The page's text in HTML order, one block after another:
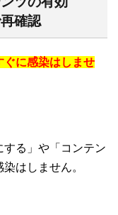
確認
ぐに感染はしませ
る」や「コンテン
はしません。